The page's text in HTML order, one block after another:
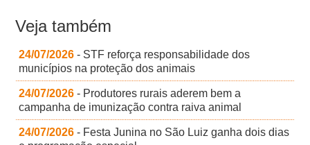
Veja também
24/07/2026 - STF reforça responsabilidade dos
municípios na proteção dos animais
24/07/2026 - Produtores rurais aderem bem a
campanha de imunização contra raiva animal
24/07/2026 - Festa Junina no São Luiz ganha dois dias